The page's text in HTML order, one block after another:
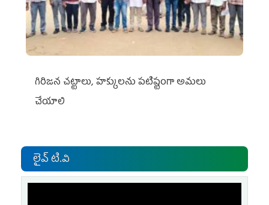
గిరిజన చట్టాలు, హక్కులను పటిష్టంగా అమలు
చేయాలి
లైవ్ టి.వి